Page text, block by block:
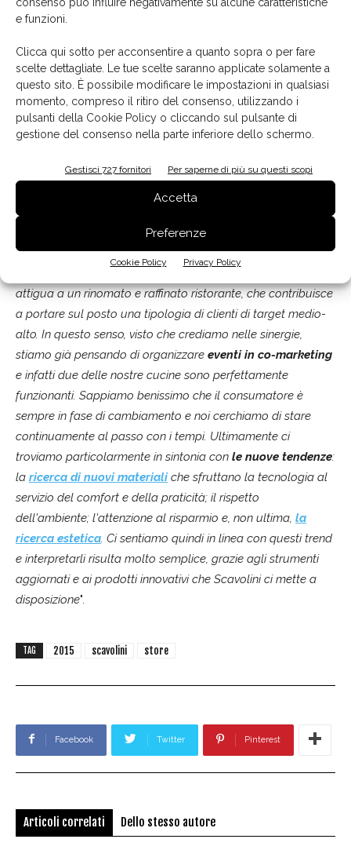
e funzioni.
Clicca qui sotto per acconsentire a quanto sopra o per fare
scelte dettagliate. Le tue scelte saranno applicate solamente a
questo sito. È possibile modificare le impostazioni in qualsiasi
momento, compreso il ritiro del consenso, utilizzando i
pulsanti della Cookie Policy o cliccando sul pulsante di
gestione del consenso nella parte inferiore dello schermo.
Gestisci 727 fornitori Per saperne di più su questi scopi
Accetta
Preferenze
Cookie Policy Privacy Policy
All'interno dello showroom sono proposte 7 tipologie di cucine, 4 bagni e 2 ambienti
living, offrendo un ventaglio delle possibilità di arredo completo offerto dal marchio
Scavolini.
Cosa rende speciale il vostro Scavolini Store di
Manerbio?
dimensioni sono contenute in250 mq, eppure gode della
visibilità di 6 vetrine e al suo interno si possono trovare 7
cucine (ovvero 7 tipologie di abitazioni e stili di vita differenti),
, 2 living. Inoltre, sono sempre presenti due
arredatrici. La location è in una zona di transito, fuori dal
attigua a un rinomato e raffinato ristorante, che contribuisce
a portare sul posto una tipologia di clienti di target medio-
alto. In questo senso, visto che crediamo nelle sinergie,
stiamo già pensando di organizzare eventi in co-marketing
e infatti due delle nostre cucine sono perfettamente
funzionanti. Sappiamo benissimo che il consumatore è
sempre in fase di cambiamento e noi cerchiamo di stare
continuamente al passo con i tempi. Ultimamente ci
troviamo particolarmente in sintonia con le nuove tendenze:
la ricerca di nuovi materialiche sfruttano la tecnologia al
servizio del comfort e della praticità; il rispetto
dell'ambiente; l'attenzione al risparmio e, non ultima, la
ricerca estetica . Ci sentiamo quindi in linea con questi trend
e interpretarli risulta molto semplice, grazie agli strumenti
aggiornati e ai prodotti innovativi che Scavolini ci mette a
disposizione".
TAG 2015 scavolini store
Facebook Twitter Pinterest
Articoli correlati Dello stesso autore